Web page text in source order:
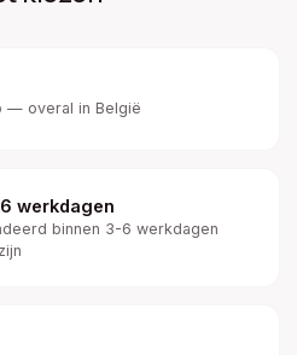
— overal in België
werkdagen
binnen 3-6 werkdagen